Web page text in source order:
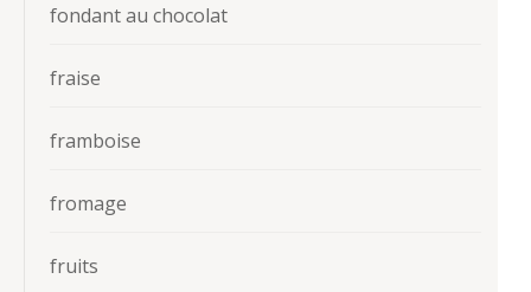
fondant au chocolat
fraise
framboise
fromage
fruits